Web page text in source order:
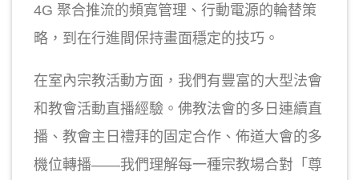
4G 聚合推流的頻寬管理、行動電源的輪替策
略，到在行進間保持畫面穩定的技巧。
在室內宗教活動方面，我們有豐富的大型法會
和教會活動直播經驗。佛教法會的多日連續直
播、教會主日禮拜的固定合作、佈道大會的多
機位轉播——我們理解每一種宗教場合對「尊